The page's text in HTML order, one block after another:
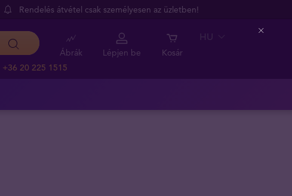
Rendelés átvétel csak személyesen az üzletben!
+36 20 225 1515
Ábrák Lépjen be Kosár
HU Close